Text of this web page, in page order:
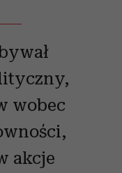
wobec
akcje